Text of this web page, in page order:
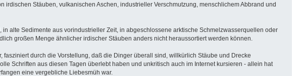
Stäuben, vulkanischen Aschen, industrieller Verschmutzung, menschlichem Abbrand und
alte Sedimente aus vorindustrieller Zeit, in abgeschlossene arktische Schmelzwasserquellen oder
großen Menge ähnlicher irdischer Stäuben anders nicht heraussortiert werden können.
durch die Vorstellung, daß die Dinger überall sind, willkürlich Stäube und Drecke
Schriften aus diesen Tagen überlebt haben und unkritisch auch im Internet kursieren - allein hat
eine vergebliche Liebesmüh war.